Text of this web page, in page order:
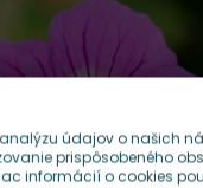
údajov o našich
prispôsobeného
informácií o cookies